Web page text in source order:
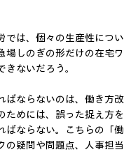
では、個々の生産性につい
場しのぎの形だけの在宅ワ
ないだろう。
ばならないのは、働き方改
ためには、誤った捉え方を
ばならない。こちらの「働
の疑問や問題点、人事担当